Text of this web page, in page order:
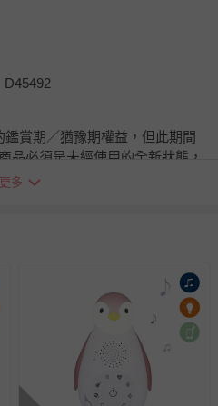
賞期／猶豫期權益，但此期間
品必須是未經使用的全新狀態，
文件及贈品等。
將由媽咪愛負責處理，若非瑕疵
行申請。若有相關退貨問題，請
我們將依序為您處理
，如因部份退貨，而該訂單保
原價計算，活動贈品亦需一併退
多